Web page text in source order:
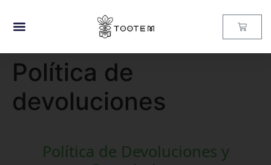
Política de
devoluciones
Política de Devoluciones y